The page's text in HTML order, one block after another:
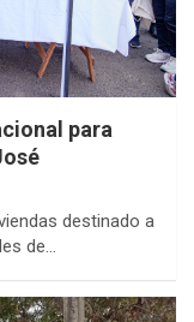
para
destinado a
de…